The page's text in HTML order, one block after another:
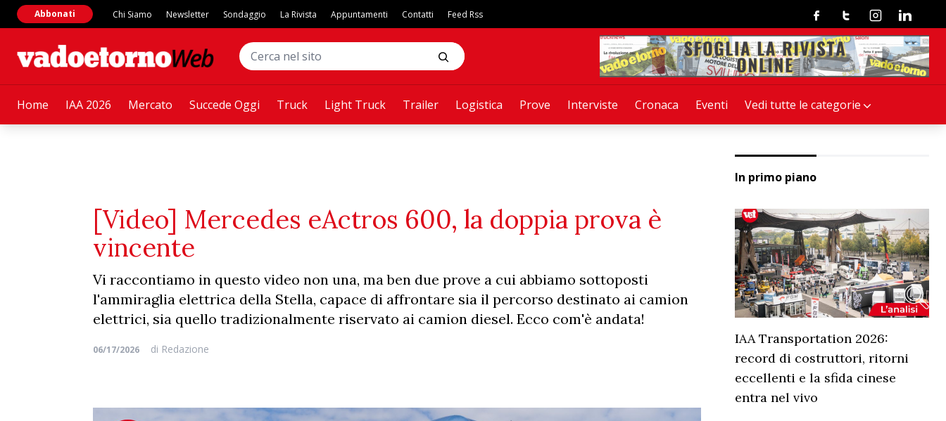
Home IAA 2026 Mercato Succede Oggi Truck Light Truck Trailer Logistica Prove Interviste Cronaca Eventi Vedi tutte le categorie
Abbonati Chi Siamo Newsletter Sondaggio La Rivista Appuntamenti Contatti Feed Rss FacebookTwitterInstagramLinkedin
[Video] Mercedes eActros 600, la doppia prova è
vincente
Vi raccontiamo in questo video non una, ma ben due prove a cui abbiamo sottoposti
l'ammiraglia elettrica della Stella, capace di affrontare sia il percorso destinato ai camion
elettrici, sia quello tradizionalmente riservato ai camion diesel. Ecco com'è andata!
06/17/2026 di Redazione
In primo piano
IAA Transportation 2026:
record di costruttori, ritorni
eccellenti e la sfida cinese
entra nel vivo